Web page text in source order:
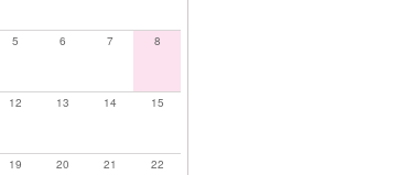
5 6 7 8
12 13 14 15
19 20 21 22